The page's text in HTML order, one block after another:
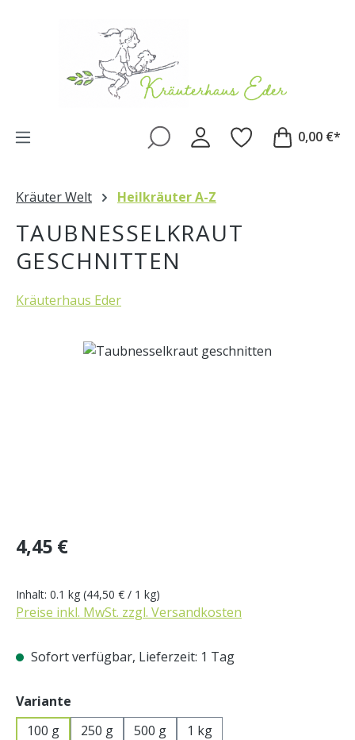
0,00 €*
Kräuter Welt Heilkräuter A-Z
TAUBNESSELKRAUT
GESCHNITTEN
Kräuterhaus Eder
Bildergalerie überspringen
Regulärer Preis:
4,45 €
Inhalt: 0.1 kg (44,50 € / 1 kg)
Preise inkl. MwSt. zzgl. Versandkosten
Sofort verfügbar, Lieferzeit: 1 Tag
Variante
100 g
250 g 500 g 1 kg